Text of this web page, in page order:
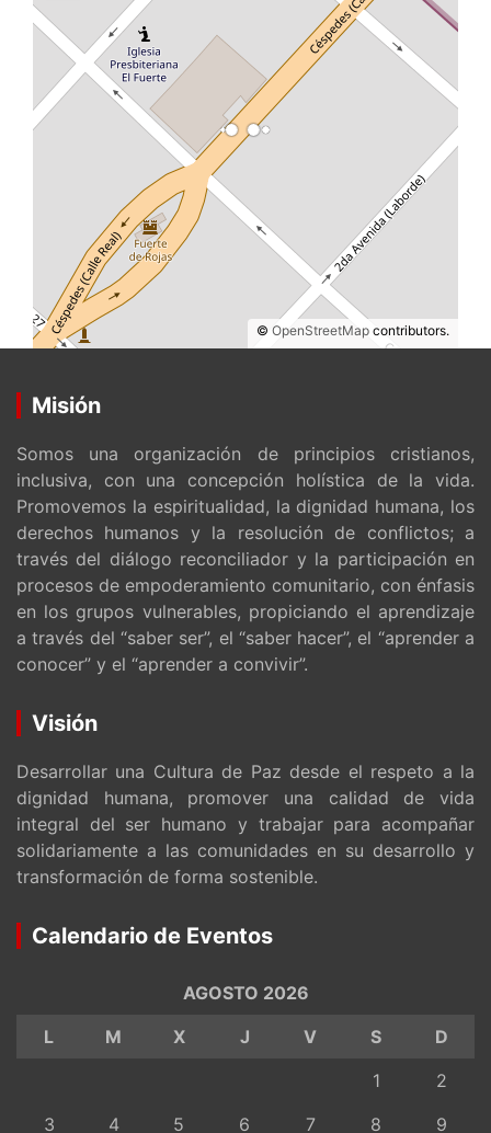
© OpenStreetMap contributors.
Misión
Somos una organización de principios cristianos,
inclusiva, con una concepción holística de la vida.
Promovemos la espiritualidad, la dignidad humana, los
derechos humanos y la resolución de conflictos; a
través del diálogo reconciliador y la participación en
procesos de empoderamiento comunitario, con énfasis
en los grupos vulnerables, propiciando el aprendizaje
a través del “saber ser”, el “saber hacer”, el “aprender a
conocer” y el “aprender a convivir”.
Visión
Desarrollar una Cultura de Paz desde el respeto a la
dignidad humana, promover una calidad de vida
integral del ser humano y trabajar para acompañar
solidariamente a las comunidades en su desarrollo y
transformación de forma sostenible.
Calendario de Eventos
AGOSTO 2026
L
M X J V S
D
1
2
3
4 5 6 7 8 9